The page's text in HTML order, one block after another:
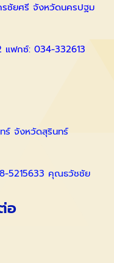
รชัยศรี จังหวัดนครปฐม
แฟกซ์: 034-332613
ร์ จังหวัดสุรินทร์
5215633 คุณธวัชชัย
อ